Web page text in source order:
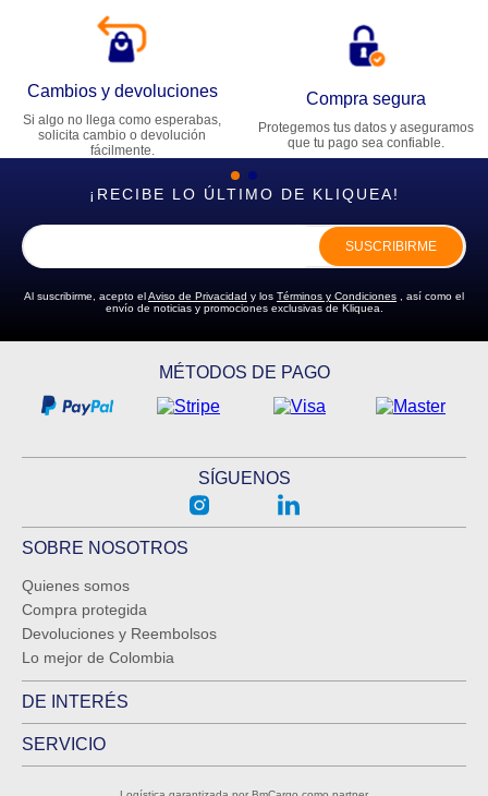
Cambios y devoluciones
Si algo no llega como esperabas,
solicita cambio o devolución
fácilmente.
Compra segura
Protegemos tus datos y aseguramos
que tu pago sea confiable.
¡RECIBE LO ÚLTIMO DE KLIQUEA!
SUSCRIBIRME
Al suscribirme, acepto elAviso de Privacidad y los Términos y Condiciones , así como el
envío de noticias y promociones exclusivas de Kliquea.
MÉTODOS DE PAGO
SÍGUENOS
SOBRE NOSOTROS
Quienes somos
Compra protegida
Devoluciones y Reembolsos
Lo mejor de Colombia
DE INTERÉS
SERVICIO